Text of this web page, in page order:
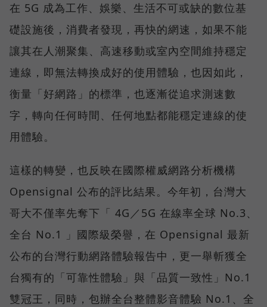
在 5G 成為工作、娛樂、生活不可或缺的數位基
礎設施後，消費者發現，再快的網速，如果不能
讓其在人潮聚集、高速移動或室內空間維持穩定
連線，即無法轉換成好的使用體驗，也因如此，
衡量「好網路」的標準，也逐漸從追求測速數
字，轉向任何時間、任何地點都能穩定連線的使
用體驗。
這樣的轉變，也反映在國際權威網路分析機構
Opensignal 公布的評比結果。今年初，台灣大
哥大不僅率先奪下「 4G／5G 在線率全球 No.3、
全台 No.1 」國際級榮譽，在 Opensignal 最新
公布的台灣行動網路體驗報告中，更一舉斬獲全
台獨有的「可靠性體驗」與「品質一致性」No.1
雙冠王，同時，包辦全台整體影音體驗 No.1、全